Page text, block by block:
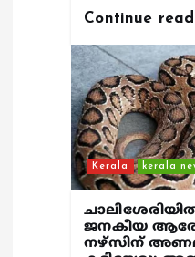
Continue
Kerala kerala
ജനകീയ
നഴ്സിന്